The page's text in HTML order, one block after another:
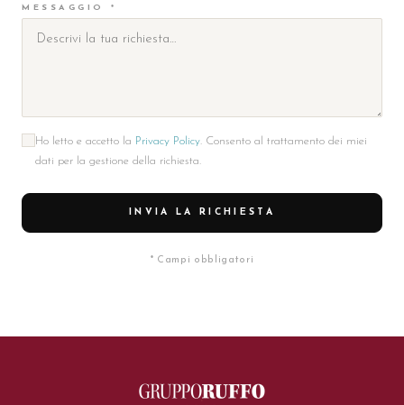
MESSAGGIO *
Ho letto e accetto la Privacy Policy. Consento al trattamento dei miei
dati per la gestione della richiesta.
INVIA LA RICHIESTA
* Campi obbligatori